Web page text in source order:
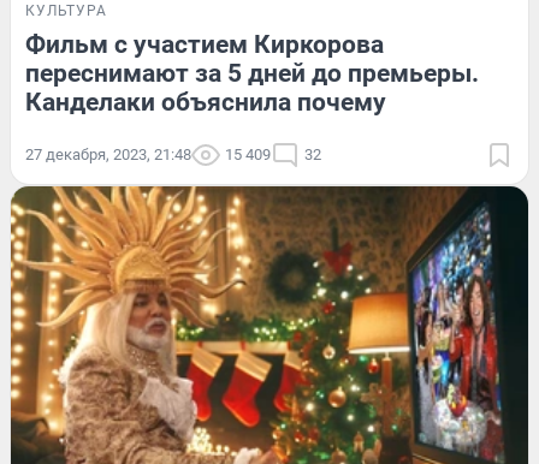
КУЛЬТУРА
Фильм с участием Киркорова
переснимают за 5 дней до премьеры.
Канделаки объяснила почему
27 декабря, 2023, 21:48 15 409 32